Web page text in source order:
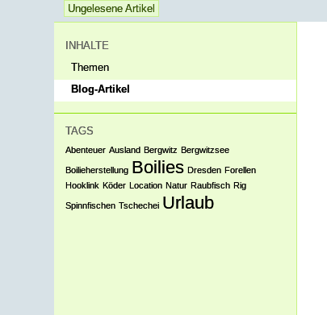
Ungelesene Artikel
INHALTE
Themen
Blog-Artikel
TAGS
Abenteuer Ausland Bergwitz Bergwitzsee
Boilieherstellung Boilies Dresden Forellen
Hooklink Köder Location Natur Raubfisch Rig
Spinnfischen Tschechei Urlaub